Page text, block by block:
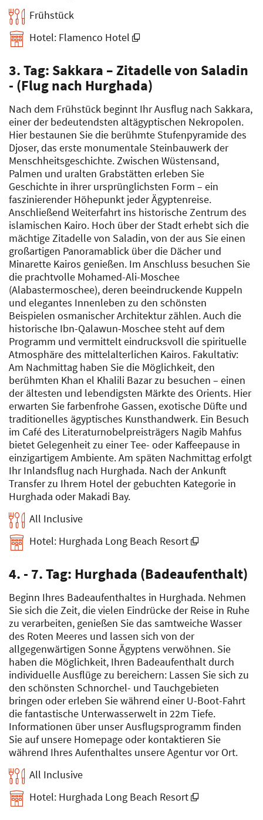
Frühstück
Hotel: Flamenco Hotel
3. Tag: Sakkara – Zitadelle von Saladin
- (Flug nach Hurghada)
Nach dem Frühstück beginnt Ihr Ausflug nach Sakkara,
einer der bedeutendsten altägyptischen Nekropolen.
Hier bestaunen Sie die berühmte Stufenpyramide des
Djoser, das erste monumentale Steinbauwerk der
Menschheitsgeschichte. Zwischen Wüstensand,
Palmen und uralten Grabstätten erleben Sie
Geschichte in ihrer ursprünglichsten Form – ein
faszinierender Höhepunkt jeder Ägyptenreise.
Anschließend Weiterfahrt ins historische Zentrum des
islamischen Kairo. Hoch über der Stadt erhebt sich die
mächtige Zitadelle von Saladin, von der aus Sie einen
großartigen Panoramablick über die Dächer und
Minarette Kairos genießen. Im Anschluss besuchen Sie
die prachtvolle Mohamed-Ali-Moschee
(Alabastermoschee), deren beeindruckende Kuppeln
und elegantes Innenleben zu den schönsten
Beispielen osmanischer Architektur zählen. Auch die
historische Ibn-Qalawun-Moschee steht auf dem
Programm und vermittelt eindrucksvoll die spirituelle
Atmosphäre des mittelalterlichen Kairos. Fakultativ:
Am Nachmittag haben Sie die Möglichkeit, den
berühmten Khan el Khalili Bazar zu besuchen – einen
der ältesten und lebendigsten Märkte des Orients. Hier
erwarten Sie farbenfrohe Gassen, exotische Düfte und
traditionelles ägyptisches Kunsthandwerk. Ein Besuch
im Café des Literaturnobelpreisträgers Nagib Mahfus
bietet Gelegenheit zu einer Tee- oder Kaffeepause in
einzigartigem Ambiente. Am späten Nachmittag erfolgt
Ihr Inlandsflug nach Hurghada. Nach der Ankunft
Transfer zu Ihrem Hotel der gebuchten Kategorie in
Hurghada oder Makadi Bay.
All Inclusive
Hotel: Hurghada Long Beach Resort
4. - 7. Tag: Hurghada (Badeaufenthalt)
Beginn Ihres Badeaufenthaltes in Hurghada. Nehmen
Sie sich die Zeit, die vielen Eindrücke der Reise in Ruhe
zu verarbeiten, genießen Sie das samtweiche Wasser
des Roten Meeres und lassen sich von der
allgegenwärtigen Sonne Ägyptens verwöhnen. Sie
haben die Möglichkeit, Ihren Badeaufenthalt durch
individuelle Ausflüge zu bereichern: Lassen Sie sich zu
den schönsten Schnorchel- und Tauchgebieten
bringen oder erleben Sie während einer U-Boot-Fahrt
die fantastische Unterwasserwelt in 22m Tiefe.
Informationen über unser Ausflugsprogramm finden
Sie auf unsere Homepage oder kontaktieren Sie
während Ihres Aufenthaltes unsere Agentur vor Ort.
All Inclusive
Hotel: Hurghada Long Beach Resort